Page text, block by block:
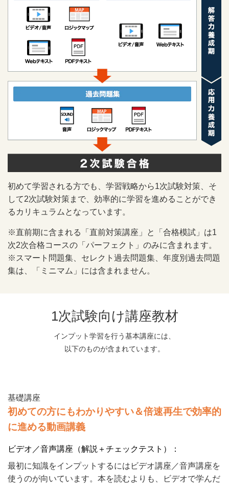
初めて学習される方でも、学習戦略から1次試験対策、そ
して2次試験対策まで、効率的に学習を進めることができ
るカリキュラムとなっています。
※直前期に含まれる「直前対策講座」と「合格模試」は1
次2次合格コースの「パーフェクト」のみに含まれます。
※スマート問題集、セレクト過去問題集、年度別過去問題
集は、「ミニマム」には含まれません。
1次試験向け講座教材
インプット学習を行う基本講座には、
以下のものが含まれています。
基礎講座
初めての方にもわかりやすい＆倍速再生で効率的
に進める動画講義
ビデオ／音声講座（解説＋チェックテスト）：
最初に知識をインプットするにはビデオ講座／音声講座を
使うのが向いています。本を読むよりも、ビデオで学んだ